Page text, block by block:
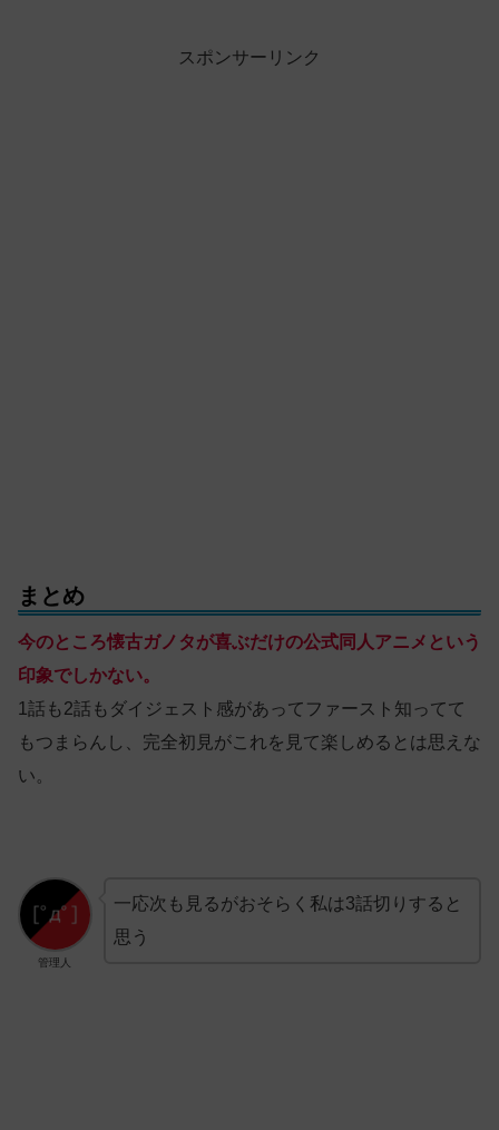
スポンサーリンク
まとめ
今のところ懐古ガノタが喜ぶだけの公式同人アニメという
印象でしかない。
1話も2話もダイジェスト感があってファースト知ってて
もつまらんし、完全初見がこれを見て楽しめるとは思えな
い。
管理人
一応次も見るがおそらく私は3話切りすると
思う